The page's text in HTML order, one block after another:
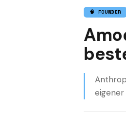
🧠 FOUNDER